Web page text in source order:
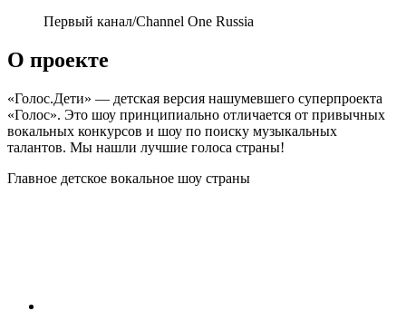
Первый канал/Channel One Russia
О проекте
«Голос.Дети» — детская версия нашумевшего суперпроекта
«Голос». Это шоу принципиально отличается от привычных
вокальных конкурсов и шоу по поиску музыкальных
талантов. Мы нашли лучшие голоса страны!
Главное детское вокальное шоу страны